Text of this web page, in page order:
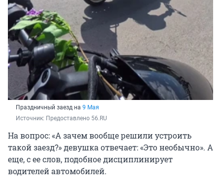
Праздничный заезд на 9 Мая
Источник: Предоставлено 56.RU
На вопрос: «А зачем вообще решили устроить
такой заезд?» девушка отвечает: «Это необычно». А
еще, с ее слов, подобное дисциплинирует
водителей автомобилей.